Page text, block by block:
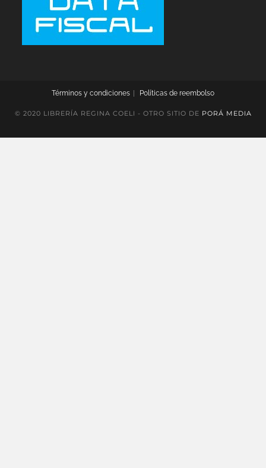
Términos y condiciones Políticas de reembolso
© 2020 LIBRERÍA REGINA COELI - OTRO SITIO DE PORÁ MEDIA